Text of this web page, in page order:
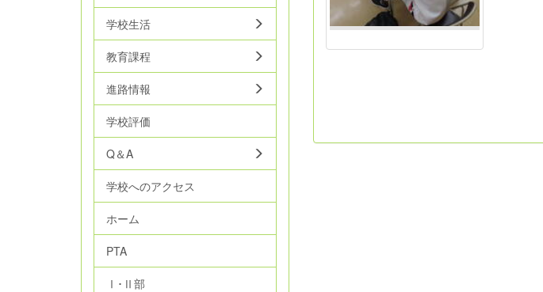
学校生活
教育課程
進路情報
学校評価
Q＆A
学校へのアクセス
ホーム
PTA
Ⅰ･Ⅱ部